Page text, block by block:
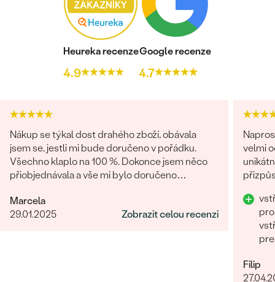
Heureka recenze
4.9
Google recenze
4.7
Nákup se týkal dost drahého zboží, obávala
jsem se, jestli mi bude doručeno v pořádku.
Všechno klaplo na 100 %. Dokonce jsem něco
přiobjednávala a vše mi bylo doručeno
doporučit.
Marcela
29.01.2025
Zobrazit celou recenzi
velmi
Filip